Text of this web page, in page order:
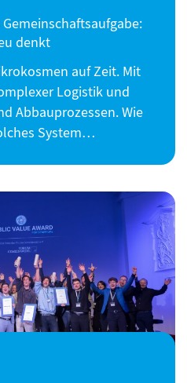
denkt
auf Zeit. Mit
Logistik und
Abbauprozessen. Wie
System…